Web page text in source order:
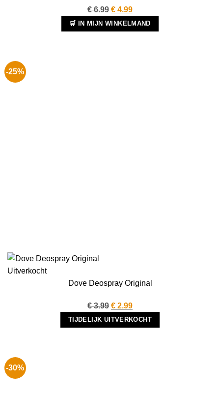
€6.99 Oorspronkelijke
prijs
was:
€ 4.99Huidige
prijs
is:
🛒 IN MIJN WINKELMAND
-25%
Uitverkocht
Dove Deospray Original
€3.99 Oorspronkelijke
prijs
was:
€ 2.99Huidige
prijs
is:
TIJDELIJK UITVERKOCHT
-30%